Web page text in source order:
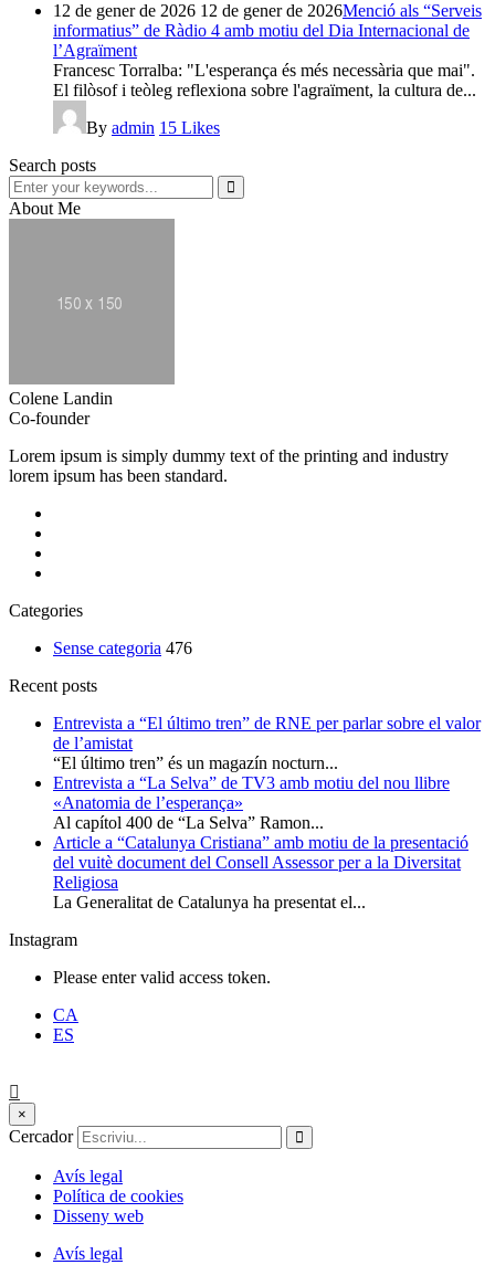
12 de gener de 2026 12 de gener de 2026Menció als “Serveis
informatius” de Ràdio 4 amb motiu del Dia Internacional de
l’Agraïment
Francesc Torralba: "L'esperança és més necessària que mai".
El filòsof i teòleg reflexiona sobre l'agraïment, la cultura de...
By admin 15 Likes
Search posts
About Me
Colene Landin
Co-founder
Lorem ipsum is simply dummy text of the printing and industry
lorem ipsum has been standard.
Categories
Sense categoria 476
Recent posts
Entrevista a “El último tren” de RNE per parlar sobre el valor
de l’amistat
“El último tren” és un magazín nocturn...
Entrevista a “La Selva” de TV3 amb motiu del nou llibre
«Anatomia de l’esperança»
Al capítol 400 de “La Selva” Ramon...
Article a “Catalunya Cristiana” amb motiu de la presentació
del vuitè document del Consell Assessor per a la Diversitat
Religiosa
La Generalitat de Catalunya ha presentat el...
Instagram
Please enter valid access token.
CA
ES
×
Cercador
Avís legal
Política de cookies
Disseny web
Avís legal